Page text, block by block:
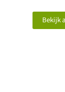
Bekijk